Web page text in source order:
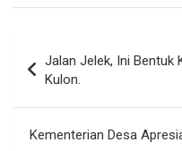
ce
b
o
o
k
at
s
A
p
p
navigation
Jalan Jelek, Ini Bentuk
Kulon.
Kementerian Desa